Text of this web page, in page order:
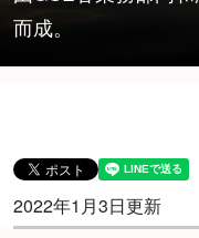
而成。
2022年1月3日更新